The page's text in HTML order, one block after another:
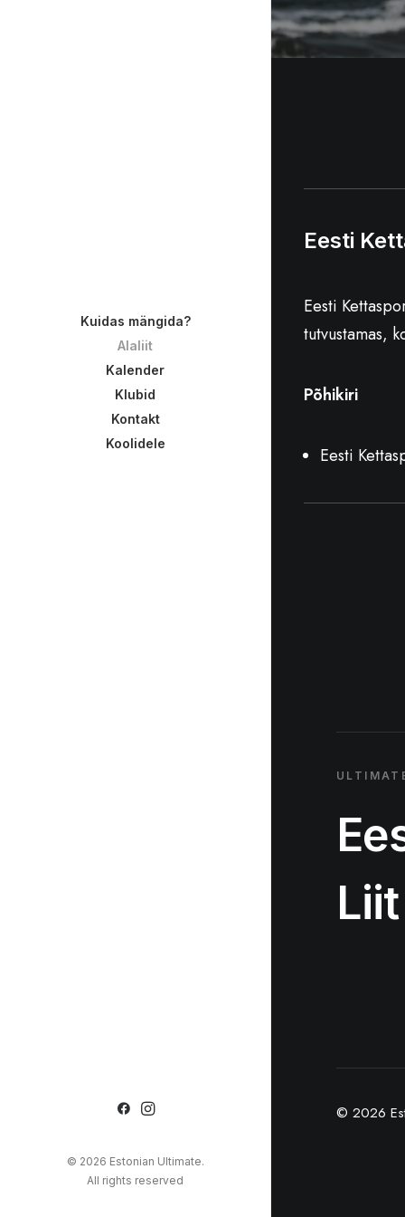
Kuidas mängida?
Alaliit
Kalender
Klubid
Kontakt
Koolidele
© 2026 Estonian Ultimate.
All rights reserved
Eesti
Eesti
tutvustamas,
Põhikiri
Eesti
Liit
© 2026